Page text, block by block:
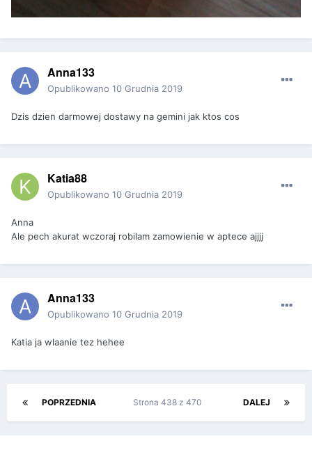
Anna133
Opublikowano 10 Grudnia 2019
Dzis dzien darmowej dostawy na gemini jak ktos cos
Katia88
Opublikowano 10 Grudnia 2019
Anna
Ale pech akurat wczoraj robilam zamowienie w aptece ajjjj
Anna133
Opublikowano 10 Grudnia 2019
Katia ja wlaanie tez hehee
POPRZEDNIA DALEJ
Strona 438 z 470